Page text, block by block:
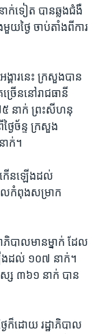
ក់​ទៀត បាន​ឆ្លង​ជំងឺ​
ថ្ងៃ ចាប់​តាំង​ពី​ការ​
គារ​នេះ ក្រសួង​បាន​
រើន​នៅរាជធានី​
នាក់ ព្រះ​សីហនុ
ៃ​ច័ន្ទ ក្រសួង​
ាក់។
កើន​ឡើង​ដល់​
ល​កំពុង​សម្រាក​
បាល​មាន​ម្នាក់ ដែល​
ើង​ដល់​ ១០៧ ​នាក់។
ស​ ៣៦១ ​នាក់ បាន​
ៃ​ក៏​ដោយ រដ្ឋាភិបាល​